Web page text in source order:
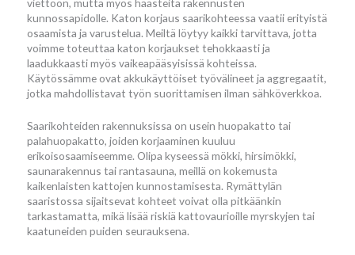
viettoon, mutta myös haasteita rakennusten
kunnossapidolle. Katon korjaus saarikohteessa vaatii erityistä
osaamista ja varustelua. Meiltä löytyy kaikki tarvittava, jotta
voimme toteuttaa katon korjaukset tehokkaasti ja
laadukkaasti myös vaikeapääsyisissä kohteissa.
Käytössämme ovat akkukäyttöiset työvälineet ja aggregaatit,
jotka mahdollistavat työn suorittamisen ilman sähköverkkoa.
Saarikohteiden rakennuksissa on usein huopakatto tai
palahuopakatto, joiden korjaaminen kuuluu
erikoisosaamiseemme. Olipa kyseessä mökki, hirsimökki,
saunarakennus tai rantasauna, meillä on kokemusta
kaikenlaisten kattojen kunnostamisesta. Rymättylän
saaristossa sijaitsevat kohteet voivat olla pitkäänkin
tarkastamatta, mikä lisää riskiä kattovaurioille myrskyjen tai
kaatuneiden puiden seurauksena.